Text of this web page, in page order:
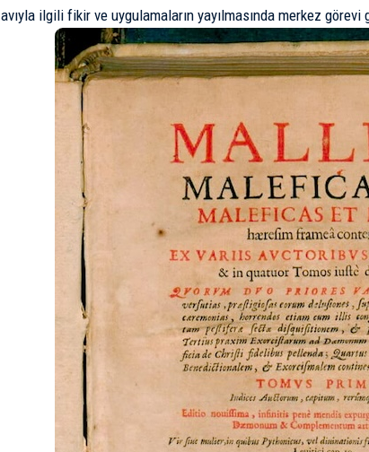
avıyla ilgili fikir ve uygulamaların yayılmasında merkez görevi